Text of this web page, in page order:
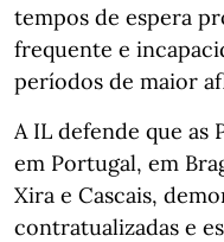
tempos de espera
frequente e
períodos de maior
A IL defende que as
em Portugal, em
Xira e Cascais,
contratualizadas e